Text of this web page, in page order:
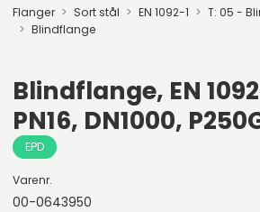
Flanger Sort stål EN 1092-1
T: 05 -
Blindflange
Blindflange, EN
PN16, DN1000,
EPD
Varenr.
00-0643950